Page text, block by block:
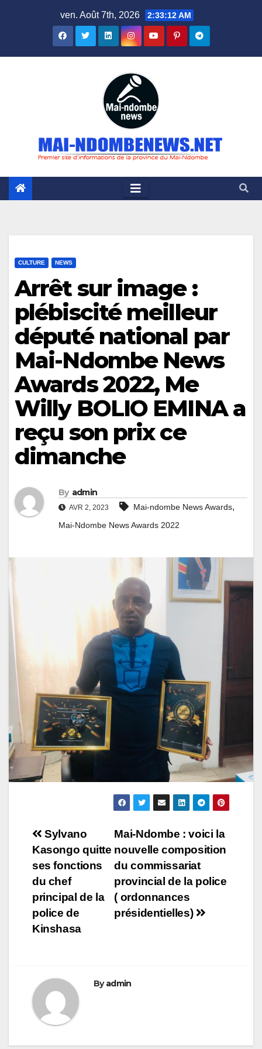
ven. Août 7th, 2026 2:33:13 AM
CULTURE NEWS
Arrêt sur image :
plébiscité meilleur
député national par
Mai-Ndombe News
Awards 2022, Me
Willy BOLIO EMINA a
reçu son prix ce
dimanche
By admin
AVR 2, 2023 Mai-ndombe News Awards,
Mai-Ndombe News Awards 2022
Navigation
de
l’article
Mai-Ndombe : voici la
nouvelle composition
du commissariat
provincial de la police
( ordonnances
présidentielles)
Sylvano
Kasongo quitte
ses fonctions
du chef
principal de la
police de
Kinshasa
Byadmin